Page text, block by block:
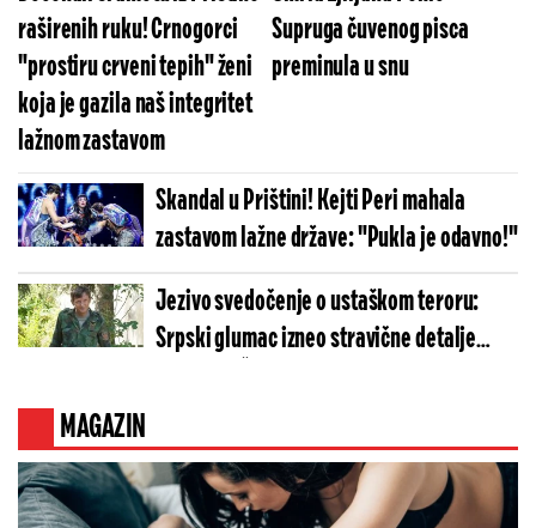
raširenih ruku! Crnogorci
"prostiru crveni tepih" ženi
koja je gazila naš integritet
lažnom zastavom
Supruga čuvenog pisca
preminula u snu
Skandal u Prištini! Kejti Peri mahala
zastavom lažne države: "Pukla je odavno!"
Jezivo svedočenje o ustaškom teroru:
Srpski glumac izneo stravične detalje
MAGAZIN